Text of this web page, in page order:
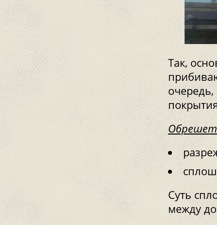
Так,
Суть
между